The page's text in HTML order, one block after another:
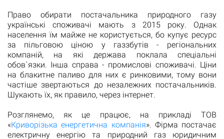
Право обирати постачальника природного газу
українські споживачі мають з 2015 року. Однак
населення їм майже не користується, бо купує ресурс
за пільговою ціною у газзбутів - регіональних
компаній, на які держава поклала спеціальні
обов`язки. Інша справа - промислові споживачі. Ціни
на блакитне паливо для них є ринковими, тому вони
частіше звертаються до незалежних постачальників.
Шукають їх, як правило, через інтернет.
Розглянемо, як це працює, на прикладі ТОВ
«Криворізька енергетична компанія». Фірма постачає
електричну енергію та природний газ юридичним